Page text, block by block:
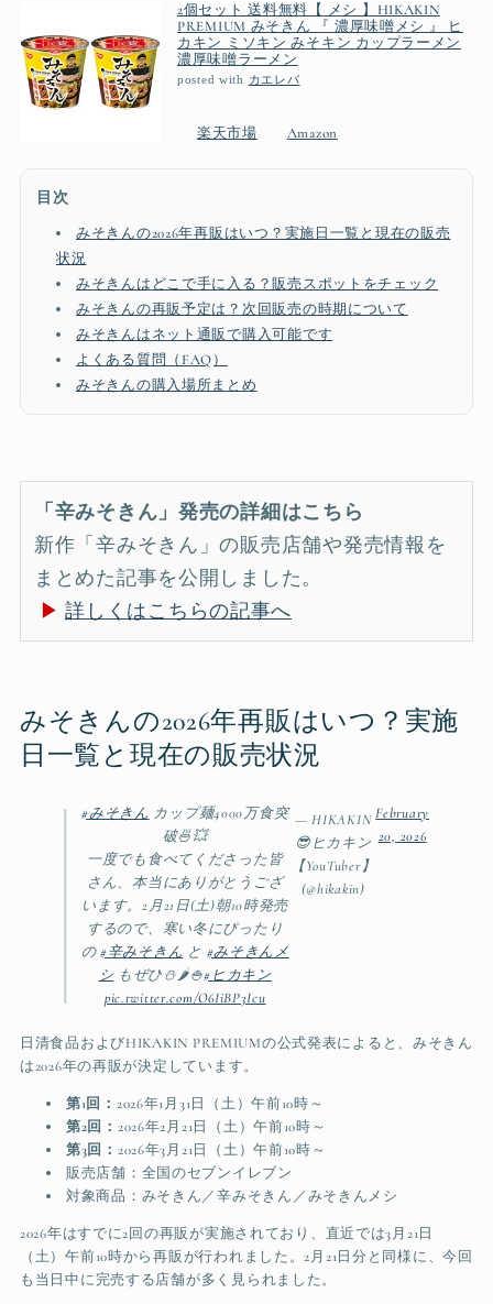
2個セット 送料無料【 メシ 】HIKAKIN
PREMIUM みそきん 『 濃厚味噌メシ 』 ヒ
カキン ミソキン みそキン カップラーメン
濃厚味噌ラーメン
posted with カエレバ
楽天市場 Amazon
目次
みそきんの2026年再販はいつ？実施日一覧と現在の販売
状況
みそきんはどこで手に入る？販売スポットをチェック
みそきんの再販予定は？次回販売の時期について
みそきんはネット通販で購入可能です
よくある質問（FAQ）
みそきんの購入場所まとめ
「辛みそきん」発売の詳細はこちら
新作「辛みそきん」の販売店舗や発売情報を
まとめた記事を公開しました。
▶ 詳しくはこちらの記事へ
みそきんの2026年再販はいつ？実施
日一覧と現在の販売状況
#みそきん カップ麺4000万食突
破🍜💥
一度でも食べてくださった皆
さん、本当にありがとうござ
います。2月21日(土)朝10時発売
するので、寒い冬にぴったり
の#辛みそきん と #みそきんメ
シ もぜひ⛄️🌶️🍚#ヒカキン
pic.twitter.com/O6IiBP3Icu
— HIKAKIN
😎ヒカキン
【YouTuber】
(@hikakin)
February
20, 2026
日清食品およびHIKAKIN PREMIUMの公式発表によると、みそきん
は2026年の再販が決定しています。
第1回： 2026年1月31日（土）午前10時～
第2回： 2026年2月21日（土）午前10時～
第3回： 2026年3月21日（土）午前10時～
販売店舗：全国のセブンイレブン
対象商品：みそきん／辛みそきん／みそきんメシ
2026年はすでに2回の再販が実施されており、直近では3月21日
（土）午前10時から再販が行われました。2月21日分と同様に、今回
も当日中に完売する店舗が多く見られました。